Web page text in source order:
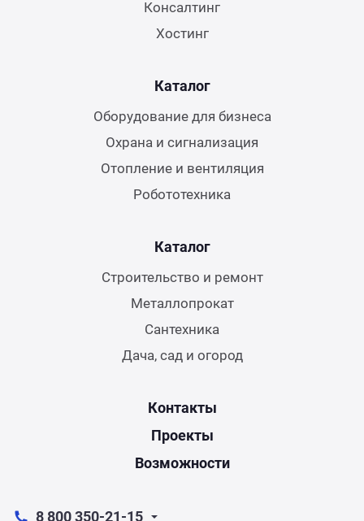
Консалтинг
Хостинг
Каталог
Оборудование для бизнеса
Охрана и сигнализация
Отопление и вентиляция
Робототехника
Каталог
Строительство и ремонт
Металлопрокат
Сантехника
Дача, сад и огород
Контакты
Проекты
Возможности
8 800 350-21-15